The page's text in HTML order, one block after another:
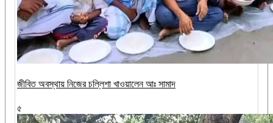
জীবিত অবস্থায় নিজের চল্লিশা খাওয়ালেন আঃ সামাদ
৫